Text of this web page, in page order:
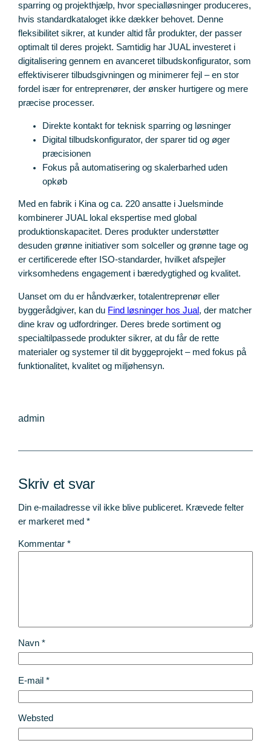
sparring og projekthjælp, hvor specialløsninger produceres,
hvis standardkataloget ikke dækker behovet. Denne
fleksibilitet sikrer, at kunder altid får produkter, der passer
optimalt til deres projekt. Samtidig har JUAL investeret i
digitalisering gennem en avanceret tilbudskonfigurator, som
effektiviserer tilbudsgivningen og minimerer fejl – en stor
fordel især for entreprenører, der ønsker hurtigere og mere
præcise processer.
Direkte kontakt for teknisk sparring og løsninger
Digital tilbudskonfigurator, der sparer tid og øger
præcisionen
Fokus på automatisering og skalerbarhed uden
opkøb
Med en fabrik i Kina og ca. 220 ansatte i Juelsminde
kombinerer JUAL lokal ekspertise med global
produktionskapacitet. Deres produkter understøtter
desuden grønne initiativer som solceller og grønne tage og
er certificerede efter ISO-standarder, hvilket afspejler
virksomhedens engagement i bæredygtighed og kvalitet.
Uanset om du er håndværker, totalentreprenør eller
byggerådgiver, kan du Find løsninger hos Jual , der matcher
dine krav og udfordringer. Deres brede sortiment og
specialtilpassede produkter sikrer, at du får de rette
materialer og systemer til dit byggeprojekt – med fokus på
funktionalitet, kvalitet og miljøhensyn.
admin
Skriv et svar
Din e-mailadresse vil ikke blive publiceret. Krævede felter
er markeret med*
Kommentar*
Navn*
E-mail*
Websted